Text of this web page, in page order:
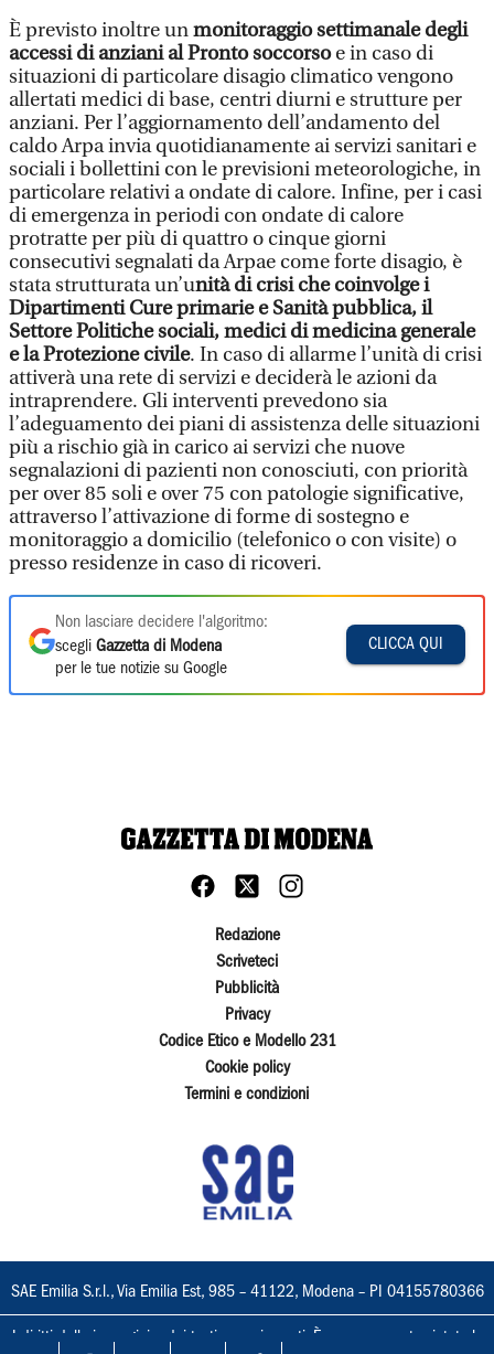
È previsto inoltre unmonitoraggio settimanale degli
accessi di anziani al Pronto soccorsoe in caso di
situazioni di particolare disagio climatico vengono
allertati medici di base, centri diurni e strutture per
anziani. Per l’aggiornamento dell’andamento del
caldo Arpa invia quotidianamente ai servizi sanitari e
sociali i bollettini con le previsioni meteorologiche, in
particolare relativi a ondate di calore. Infine, per i casi
di emergenza in periodi con ondate di calore
protratte per più di quattro o cinque giorni
consecutivi segnalati da Arpae come forte disagio, è
stata strutturata un’unità di crisi che coinvolge i
Dipartimenti Cure primarie e Sanità pubblica, il
Settore Politiche sociali, medici di medicina generale
e la Protezione civile. In caso di allarme l’unità di crisi
attiverà una rete di servizi e deciderà le azioni da
intraprendere. Gli interventi prevedono sia
l’adeguamento dei piani di assistenza delle situazioni
più a rischio già in carico ai servizi che nuove
segnalazioni di pazienti non conosciuti, con priorità
per over 85 soli e over 75 con patologie significative,
attraverso l’attivazione di forme di sostegno e
monitoraggio a domicilio (telefonico o con visite) o
presso residenze in caso di ricoveri.
Non lasciare decidere l'algoritmo:
scegli Gazzetta di Modena
per le tue notizie su Google
CLICCA QUI
Redazione
Scriveteci
Pubblicità
Privacy
Codice Etico e Modello 231
Cookie policy
Termini e condizioni
SAE Emilia S.r.l., Via Emilia Est, 985 – 41122, Modena – PI 04155780366
I diritti delle immagini e dei testi sono riservati. È espressamente vietata la